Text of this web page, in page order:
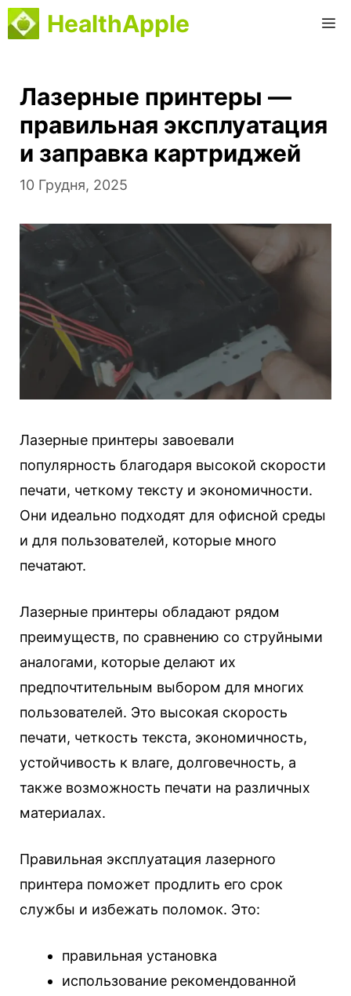
Перейти
до
HealthApple
Лазерные принтеры —
правильная эксплуатация
и заправка картриджей
10 Грудня, 2025
Лазерные принтеры завоевали
популярность благодаря высокой скорости
печати, четкому тексту и экономичности.
Они идеально подходят для офисной среды
и для пользователей, которые много
печатают.
Лазерные принтеры обладают рядом
преимуществ, по сравнению со струйными
аналогами, которые делают их
предпочтительным выбором для многих
пользователей. Это высокая скорость
печати, четкость текста, экономичность,
устойчивость к влаге, долговечность, а
также возможность печати на различных
материалах.
Правильная эксплуатация лазерного
принтера поможет продлить его срок
службы и избежать поломок. Это:
правильная установка
использование рекомендованной